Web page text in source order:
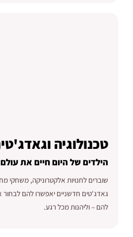
טכנולוגיה
הילדים של היום חיים את
שוברים לחנויות אלקטרוניקה, משחקי
גאדג'טים חדשניים יאפשרו להם
להם – וליהנות מכל רגע.